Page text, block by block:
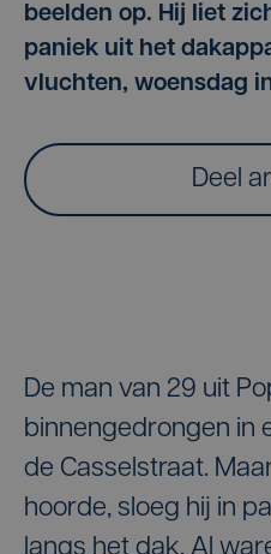
beelden op. Hij liet
paniek uit het
vluchten, woensdag
Deel
De man van 29 uit
binnengedrongen in
de Casselstraat.
hoorde, sloeg hij in
langs het dak. Al